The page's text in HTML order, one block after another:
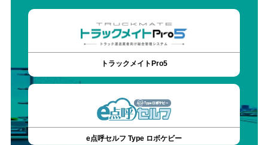
トラックメイトPro5
e点呼セルフ Type ロボケビー